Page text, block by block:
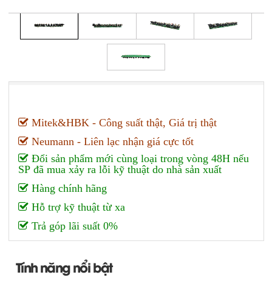
Mitek&HBK - Công suất thật, Giá trị thật
Neumann - Liên lạc nhận giá cực tốt
Đổi sản phẩm mới cùng loại trong vòng 48H nếu
SP đã mua xảy ra lỗi kỹ thuật do nhà sản xuất
Hàng chính hãng
Hỗ trợ kỹ thuật từ xa
Trả góp lãi suất 0%
Tính năng nổi bật